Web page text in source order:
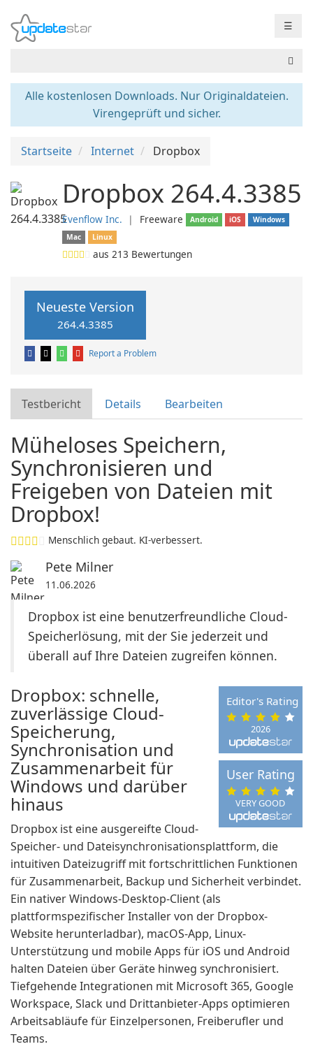
☰
Alle kostenlosen Downloads. Nur Originaldateien.
Virengeprüft und sicher.
Startseite Internet Dropbox
Dropbox 264.4.3385
Evenflow Inc. ❘ Freeware Android iOS
Windows
Mac
Linux
aus 213 Bewertungen
Neueste Version
264.4.3385
Report a Problem
Testbericht Details Bearbeiten
Müheloses Speichern,
Synchronisieren und
Freigeben von Dateien mit
Dropbox!
Menschlich gebaut. KI-verbessert.
Pete Milner
11.06.2026
Dropbox ist eine benutzerfreundliche Cloud-
Speicherlösung, mit der Sie jederzeit und
überall auf Ihre Dateien zugreifen können.
2026
Editor's Rating
VERY GOOD
User Rating
Dropbox: schnelle,
zuverlässige Cloud-
Speicherung,
Synchronisation und
Zusammenarbeit für
Windows und darüber
hinaus
Dropbox ist eine ausgereifte Cloud-
Speicher- und Dateisynchronisationsplattform, die
intuitiven Dateizugriff mit fortschrittlichen Funktionen
für Zusammenarbeit, Backup und Sicherheit verbindet.
Ein nativer Windows-Desktop-Client (als
plattformspezifischer Installer von der Dropbox-
Website herunterladbar), macOS-App, Linux-
Unterstützung und mobile Apps für iOS und Android
halten Dateien über Geräte hinweg synchronisiert.
Tiefgehende Integrationen mit Microsoft 365, Google
Workspace, Slack und Drittanbieter-Apps optimieren
Arbeitsabläufe für Einzelpersonen, Freiberufler und
Teams.